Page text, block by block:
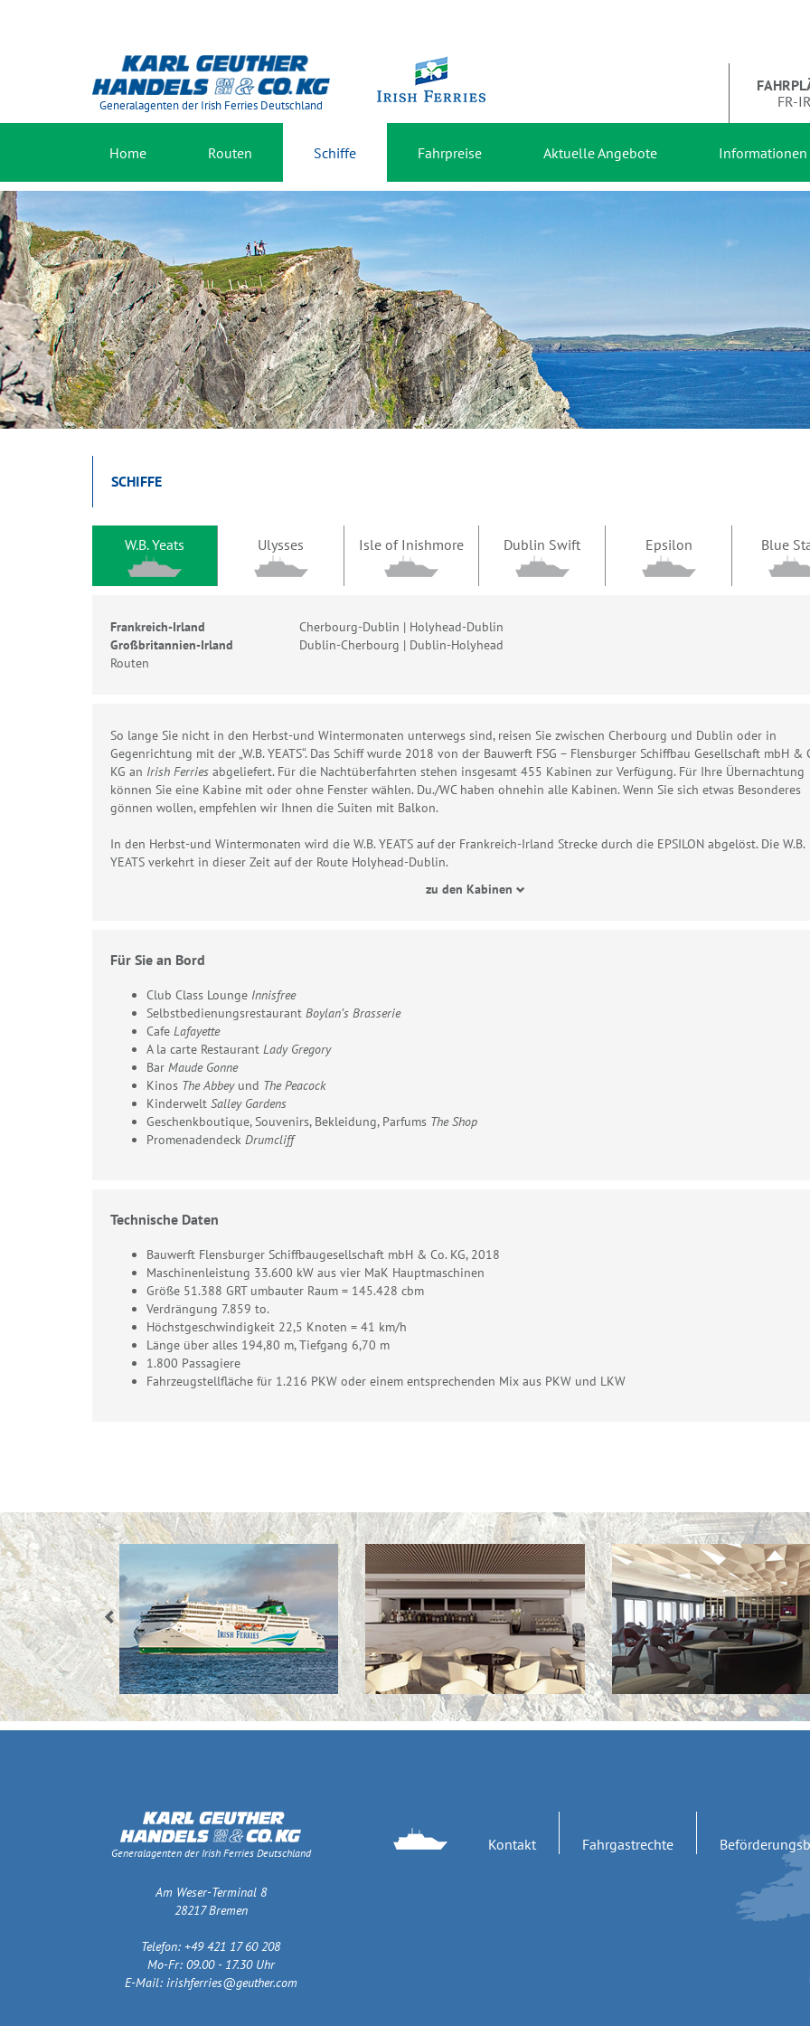
Generalagenten der Irish Ferries Deutschland
FR-
Home Routen Schiffe Fahrpreise Aktuelle Angebote Informationen
SCHIFFE
W.B. Yeats Ulysses Isle of Inishmore Dublin Swift Epsilon Blue
Frankreich-Irland
Großbritannien-Irland
Routen
Cherbourg-Dublin | Holyhead-Dublin
Dublin-Cherbourg | Dublin-Holyhead
So lange Sie nicht in den Herbst-und Wintermonaten unterwegs sind, reisen Sie zwischen Cherbourg und Dublin oder in
Gegenrichtung mit der „W.B. YEATS“. Das Schiff wurde 2018 von der Bauwerft FSG – Flensburger Schiffbau Gesellschaft mbH &
KG an Irish Ferries abgeliefert. Für die Nachtüberfahrten stehen insgesamt 455 Kabinen zur Verfügung. Für Ihre Übernachtung
können Sie eine Kabine mit oder ohne Fenster wählen. Du./WC haben ohnehin alle Kabinen. Wenn Sie sich etwas Besonderes
gönnen wollen, empfehlen wir Ihnen die Suiten mit Balkon.
In den Herbst-und Wintermonaten wird die W.B. YEATS auf der Frankreich-Irland Strecke durch die EPSILON abgelöst. Die W.B.
YEATS verkehrt in dieser Zeit auf der Route Holyhead-Dublin.
zu den Kabinen
Für Sie an Bord
Club Class Lounge Innisfree
Selbstbedienungsrestaurant Boylan’s Brasserie
Cafe Lafayette
A la carte Restaurant Lady Gregory
Bar Maude Gonne
Kinos The Abbeyund The Peacock
Kinderwelt Salley Gardens
Geschenkboutique, Souvenirs, Bekleidung, Parfums The Shop
Promenadendeck Drumcliff
Technische Daten
Bauwerft Flensburger Schiffbaugesellschaft mbH & Co. KG, 2018
Maschinenleistung 33.600 kW aus vier MaK Hauptmaschinen
Größe 51.388 GRT umbauter Raum = 145.428 cbm
Verdrängung 7.859 to.
Höchstgeschwindigkeit 22,5 Knoten = 41 km/h
Länge über alles 194,80 m, Tiefgang 6,70 m
1.800 Passagiere
Fahrzeugstellfläche für 1.216 PKW oder einem entsprechenden Mix aus PKW und LKW
Previous
Generalagenten der Irish Ferries Deutschland
Am Weser-Terminal 8
28217 Bremen
Telefon: +49 421 17 60 208
Mo-Fr: 09.00 - 17.30 Uhr
E-Mail: irishferries@geuther.com
Kontakt Fahrgastrechte